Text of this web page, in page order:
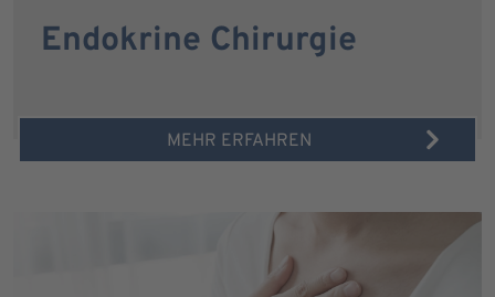
Endokrine Chirurgie
MEHR ERFAHREN